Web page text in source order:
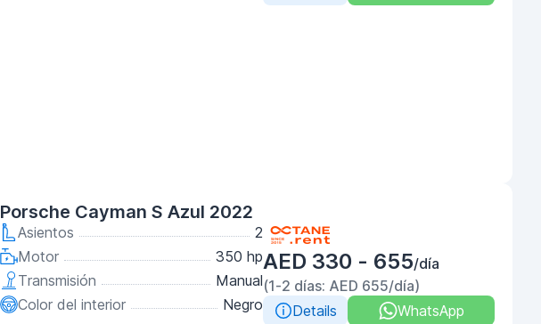
Porsche Cayman S Azul 2022
Asientos
2
Motor
350 hp
Transmisión
Manual
Color del interior
Negro
AED 330 - 655/día
(1-2 días: AED 655/día)
Details
WhatsApp